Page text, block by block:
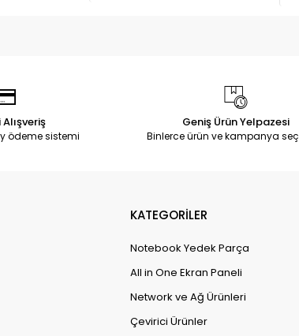
ödeme sistemi
Geniş Ürün Yelpazesi
Binlerce ürün ve kampanya
KATEGORİLER
Notebook Yedek Parça
All in One Ekran Paneli
Network ve Ağ Ürünleri
Çevirici Ürünler